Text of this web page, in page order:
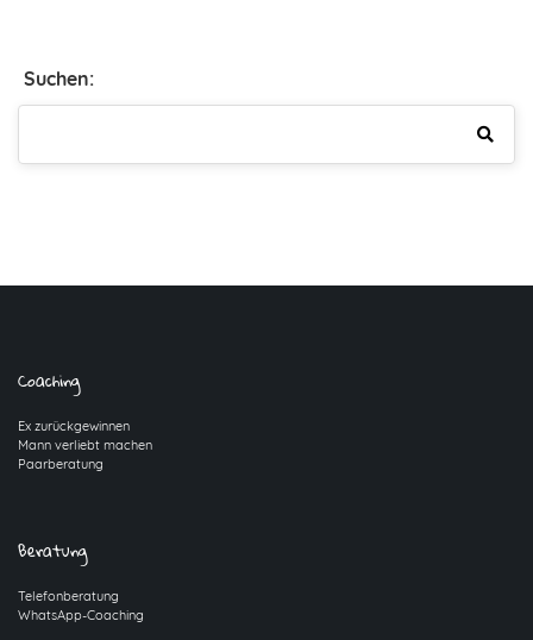
Suchen:
Coaching
Ex zurückgewinnen
Mann verliebt machen
Paarberatung
Beratung
Telefonberatung
WhatsApp-Coaching